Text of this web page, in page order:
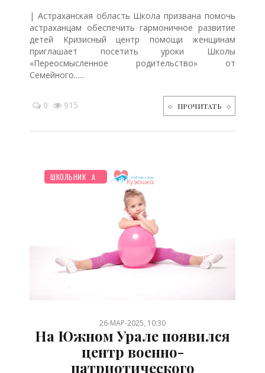
| Астраханская область Школа призвана помочь
астраханцам обеспечить гармоничное развитие
детей Кризисный центр помощи женщинам
приглашает посетить уроки Школы
«Переосмысленное родительство» от
Семейного......
0 915 ПРОЧИТАТЬ
НОВОСТИ МИРА
ПЛАНИРОВАНИЕ
СТАРШЕ ГОДА
ДЕТЯМ
ШКОЛЬНИК
26-МАР-2025, 10:30
На Южном Урале появился
центр военно-
патриотического